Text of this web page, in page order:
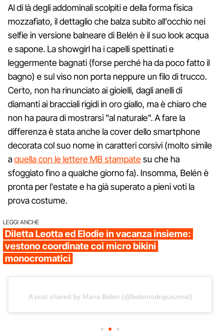
Al di là degli addominali scolpiti e della forma fisica
mozzafiato, il dettaglio che balza subito all'occhio nei
selfie in versione balneare di Belén è il suo look acqua
e sapone. La showgirl ha i capelli spettinati e
leggermente bagnati (forse perché ha da poco fatto il
bagno) e sul viso non porta neppure un filo di trucco.
Certo, non ha rinunciato ai gioielli, dagli anelli di
diamanti ai bracciali rigidi in oro giallo, ma è chiaro che
non ha paura di mostrarsi "al naturale". A fare la
differenza è stata anche la cover dello smartphone
decorata col suo nome in caratteri corsivi (molto simile
aquella con le lettere MB stampatesu che ha
sfoggiato fino a qualche giorno fa). Insomma, Belén è
pronta per l'estate e ha già superato a pieni voti la
prova costume.
LEGGI ANCHE
Diletta Leotta ed Elodie in vacanza insieme:
vestono coordinate coi micro bikini
monocromatici
A post shared by Maria Belen (@belenrodriguezreal)